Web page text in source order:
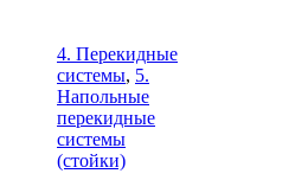
4. Перекидные
системы, 5.
Напольные
перекидные
системы
(стойки)